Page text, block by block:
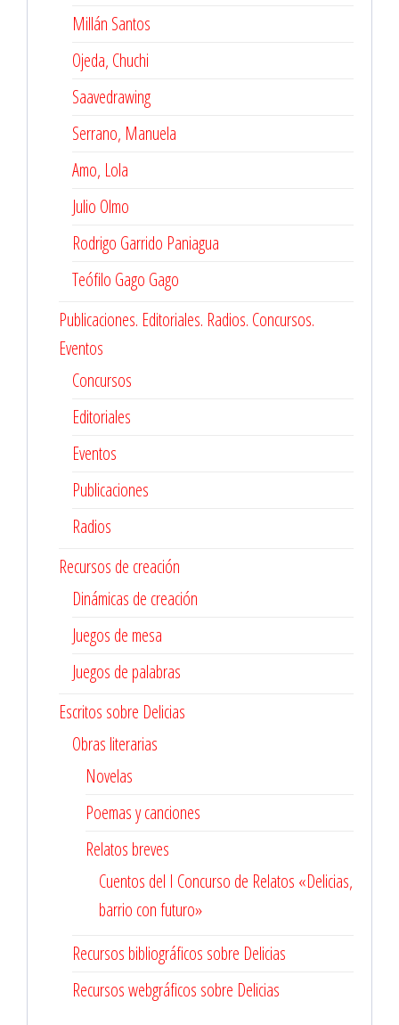
Millán Santos
Ojeda, Chuchi
Saavedrawing
Serrano, Manuela
Amo, Lola
Julio Olmo
Rodrigo Garrido Paniagua
Teófilo Gago Gago
Publicaciones. Editoriales. Radios. Concursos.
Eventos
Concursos
Editoriales
Eventos
Publicaciones
Radios
Recursos de creación
Dinámicas de creación
Juegos de mesa
Juegos de palabras
Escritos sobre Delicias
Obras literarias
Novelas
Poemas y canciones
Relatos breves
Cuentos del I Concurso de Relatos «Delicias,
barrio con futuro»
Recursos bibliográficos sobre Delicias
Recursos webgráficos sobre Delicias